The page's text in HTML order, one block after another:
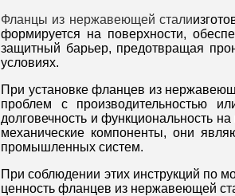
Фланцы из нержавеющей стали
формируется на поверхности,
защитный барьер, предотвращая
условиях.
При установке фланцев из
проблем с производительностью
долговечность и функциональность
механические компоненты, они
промышленных систем.
При соблюдении этих инструкций по
ценность фланцев из нержавеющей